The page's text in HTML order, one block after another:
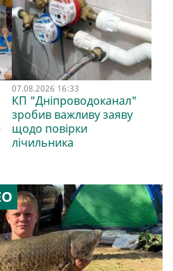
07.08.2026 16:33
КП "Дніпроводоканал"
зробив важливу заяву
щодо повірки
лічильника